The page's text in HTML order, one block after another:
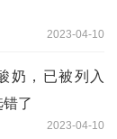
2023-04-10
奶，已被列入
错了
2023-04-10